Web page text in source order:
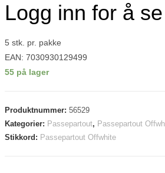
Logg inn for å
5 stk. pr. pakke
EAN: 7030930129499
55 på lager
Produktnummer: 56529
Kategorier: Passepartout, Passepartout
Stikkord: Passepartout Offwhite